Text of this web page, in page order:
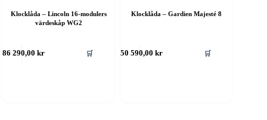
Klocklåda – Lincoln 16-modulers
värdeskåp WG2
290,00kr 🛒
Klocklåda – Gardien Majesté 8
650 590,00kr 🛒